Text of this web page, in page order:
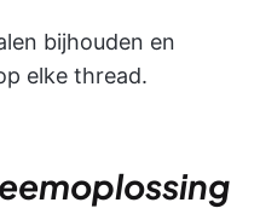
bijhouden en
elke thread.